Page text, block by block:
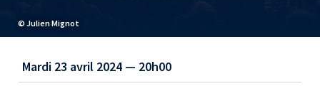
© Julien Mignot
Mardi 23 avril 2024 — 20h00